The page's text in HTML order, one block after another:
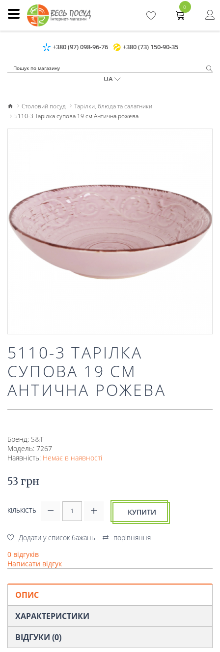
+380 (97) 098-96-76 +380 (73) 150-90-35
UA
0
Столовий посуд
Тарілки, блюда та салатники
5110-3 Тарілка супова 19 см Антична рожева
5110-3 ТАРІЛКА
СУПОВА 19 СМ
АНТИЧНА РОЖЕВА
Бренд: S&T
Модель: 7267
Наявність: Немає в наявності
53 грн
КІЛЬКІСТЬ КУПИТИ
Додати у список бажань
порівняння
0 відгуків
Написати відгук
ОПИС
ХАРАКТЕРИСТИКИ
ВІДГУКИ (0)